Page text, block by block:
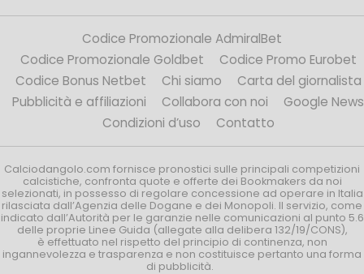
Codice Promozionale AdmiralBet
Codice Promozionale Goldbet
Codice Promo Eurobet
Codice Bonus Netbet
Chi siamo
Carta del giornalista
Pubblicità e affiliazioni
Collabora con noi
Google News
Condizioni d’uso
Contatto
Calciodangolo.com fornisce pronostici sulle principali competizioni
calcistiche, confronta quote e offerte dei Bookmakers da noi
selezionati, in possesso di regolare concessione ad operare in Italia
rilasciata dall’Agenzia delle Dogane e dei Monopoli. Il servizio, come
indicato dall’Autorità per le garanzie nelle comunicazioni al punto 5.6
delle proprie Linee Guida (allegate alla delibera 132/19/CONS),
è effettuato nel rispetto del principio di continenza, non
ingannevolezza e trasparenza e non costituisce pertanto una forma
di pubblicità.